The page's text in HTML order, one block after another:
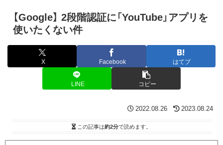
【Google】 2段階認証に「YouTube」アプリを
使いたくない件
X Facebook はてブ
LINE コピー
2022.08.26 2023.08.24
この記事は約2分で読めます。